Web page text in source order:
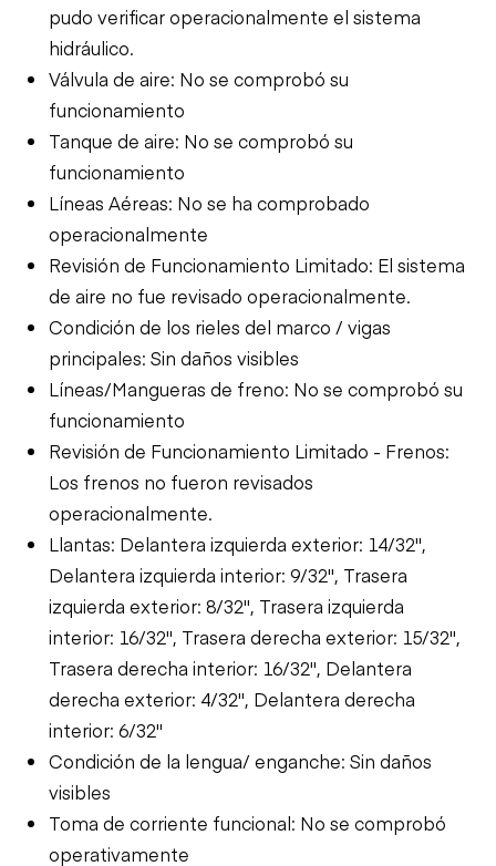
pudo verificar operacionalmente el sistema
hidráulico.
Válvula de aire: No se comprobó su
funcionamiento
Tanque de aire: No se comprobó su
funcionamiento
Líneas Aéreas: No se ha comprobado
operacionalmente
Revisión de Funcionamiento Limitado: El sistema
de aire no fue revisado operacionalmente.
Condición de los rieles del marco / vigas
principales: Sin daños visibles
Líneas/Mangueras de freno: No se comprobó su
funcionamiento
Revisión de Funcionamiento Limitado - Frenos:
Los frenos no fueron revisados
operacionalmente.
Llantas: Delantera izquierda exterior: 14/32",
Delantera izquierda interior: 9/32", Trasera
izquierda exterior: 8/32", Trasera izquierda
interior: 16/32", Trasera derecha exterior: 15/32",
Trasera derecha interior: 16/32", Delantera
derecha exterior: 4/32", Delantera derecha
interior: 6/32"
Condición de la lengua/ enganche: Sin daños
visibles
Toma de corriente funcional: No se comprobó
operativamente